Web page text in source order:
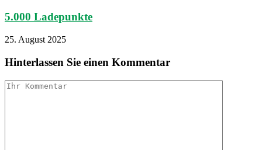
5.000 Ladepunkte
25. August 2025
Hinterlassen Sie einen Kommentar